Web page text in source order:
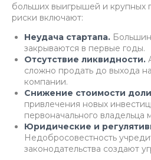
больших выигрышей и крупных
риски включают:
Неудача стартапа.
закрываются в первые годы.
Отсутствие ликвидности.
сложно продать до выхода
компании.
Снижение стоимости
привлечения новых
первоначального владельца
Юридические и
Недобросовестность
законодательства создают